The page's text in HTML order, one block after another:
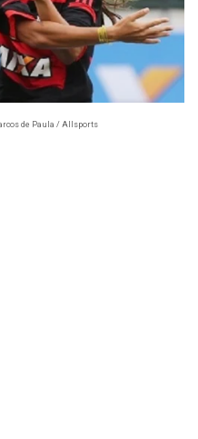
de Paula / Allsports